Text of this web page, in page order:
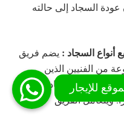
السجاد إلى حالته
السجاد : يضم فريق
من الفنيين الذين
أنواع السجاد، سواء
ويتعامل الفريق